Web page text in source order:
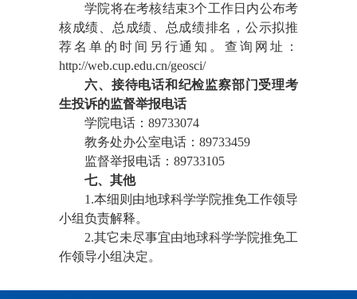
学院将在考核结束3个工作日内公布考
核成绩、总成绩、总成绩排名，公示拟推
荐名单的时间另行通知。查询网址：
http://web.cup.edu.cn/geosci/
六、接待电话和纪检监察部门受理考
生投诉的监督举报电话
学院电话：89733074
教务处办公室电话：89733459
监督举报电话：89733105
七、其他
1.本细则由地球科学学院推免工作领导
小组负责解释。
2.其它未尽事宜由地球科学学院推免工
作领导小组决定。